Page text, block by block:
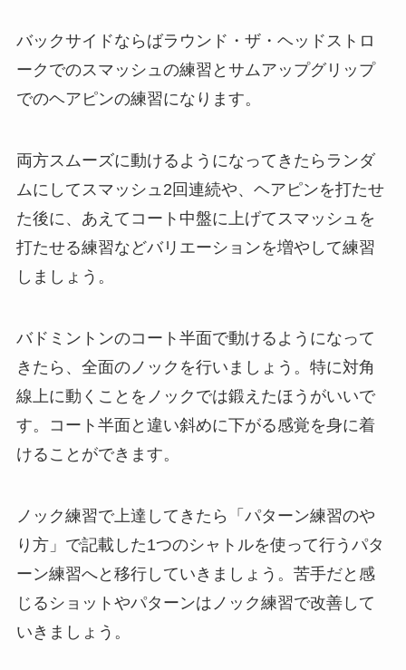
バックサイドならばラウンド・ザ・ヘッドストロ
ークでのスマッシュの練習とサムアップグリップ
でのヘアピンの練習になります。
両方スムーズに動けるようになってきたらランダ
ムにしてスマッシュ2回連続や、ヘアピンを打たせ
た後に、あえてコート中盤に上げてスマッシュを
打たせる練習などバリエーションを増やして練習
しましょう。
バドミントンのコート半面で動けるようになって
きたら、全面のノックを行いましょう。特に対角
線上に動くことをノックでは鍛えたほうがいいで
す。コート半面と違い斜めに下がる感覚を身に着
けることができます。
ノック練習で上達してきたら「パターン練習のや
り方」で記載した1つのシャトルを使って行うパタ
ーン練習へと移行していきましょう。苦手だと感
じるショットやパターンはノック練習で改善して
いきましょう。